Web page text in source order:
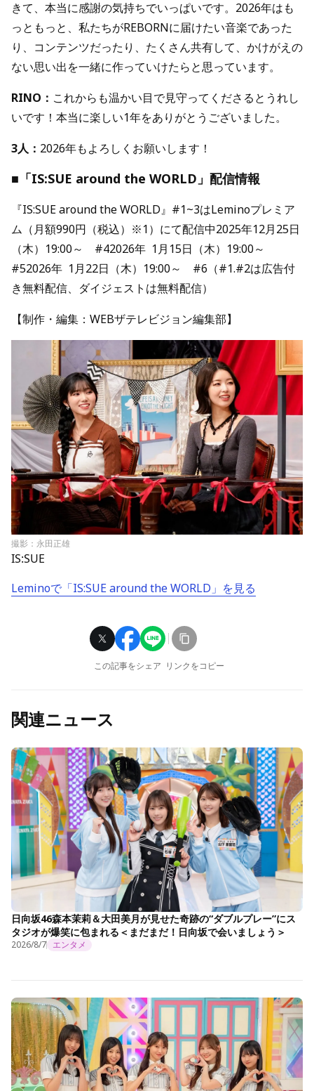
きて、本当に感謝の気持ちでいっぱいです。2026年はも
っともっと、私たちがREBORNに届けたい音楽であった
り、コンテンツだったり、たくさん共有して、かけがえの
ない思い出を一緒に作っていけたらと思っています。
RINO： これからも温かい目で見守ってくださるとうれし
いです！本当に楽しい1年をありがとうございました。
3人： 2026年もよろしくお願いします！
■ 「IS:SUE around the WORLD」 配信情報
『IS:SUE around the WORLD』#1~3はLeminoプレミア
ム（月額990円（税込）※1）にて配信中2025年12月25日
（木）19:00～ #42026年 1月15日（木）19:00～
#52026年 1月22日（木）19:00～ #6（#1.#2は広告付
き無料配信、ダイジェストは無料配信）
【制作・編集：WEBザテレビジョン編集部】
撮影：永田正雄
IS:SUE
Leminoで「IS:SUE around the WORLD」を見る
この記事をシェア リンクをコピー
関連ニュース
日向坂46森本茉莉＆大田美月が見せた奇跡の“ダブルプレー”にス
タジオが爆笑に包まれる＜まだまだ！日向坂で会いましょう＞
2026/8/7 エンタメ